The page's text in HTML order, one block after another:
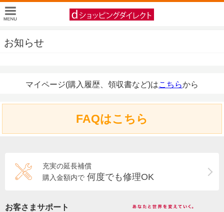
お知らせ
マイページ(購入履歴、領収書など)はこちらから
FAQはこちら
充実の延長補償
購入金額内で 何度でも修理OK
お客さまサポート